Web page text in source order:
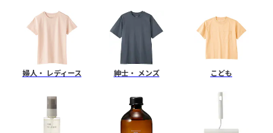
ト
ス
ト
ア
婦人・ レディース 紳士・ メンズ こども